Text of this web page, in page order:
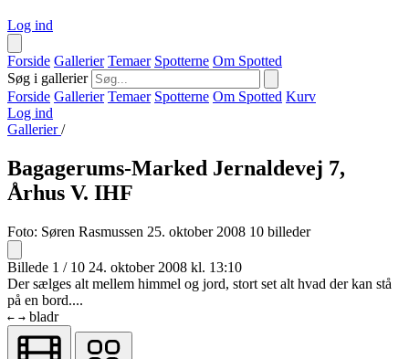
Log ind
Forside Gallerier Temaer Spotterne Om Spotted
Søg i gallerier
Forside Gallerier Temaer Spotterne Om Spotted Kurv
Log ind
Gallerier/
Bagagerums-Marked Jernaldevej 7,
Århus V. IHF
Foto: Søren Rasmussen 25. oktober 2008 10 billeder
Billede 1 / 10 24. oktober 2008 kl. 13:10
Der sælges alt mellem himmel og jord, stort set alt hvad der kan stå
på en bord....
← → bladr